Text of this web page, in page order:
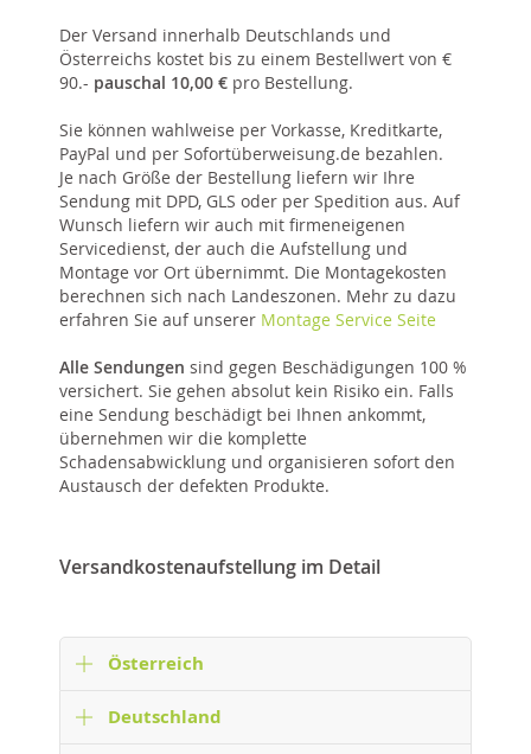
Der Versand innerhalb Deutschlands und
Österreichs kostet bis zu einem Bestellwert von €
90.- pauschal 10,00 € pro Bestellung.
Sie können wahlweise per Vorkasse, Kreditkarte,
PayPal und per Sofortüberweisung.de bezahlen.
Je nach Größe der Bestellung liefern wir Ihre
Sendung mit DPD, GLS oder per Spedition aus. Auf
Wunsch liefern wir auch mit firmeneigenen
Servicedienst, der auch die Aufstellung und
Montage vor Ort übernimmt. Die Montagekosten
berechnen sich nach Landeszonen. Mehr zu dazu
erfahren Sie auf unserer Montage Service Seite
Alle Sendungen sind gegen Beschädigungen 100 %
versichert. Sie gehen absolut kein Risiko ein. Falls
eine Sendung beschädigt bei Ihnen ankommt,
übernehmen wir die komplette
Schadensabwicklung und organisieren sofort den
Austausch der defekten Produkte.
Versandkostenaufstellung im Detail
Österreich
Deutschland